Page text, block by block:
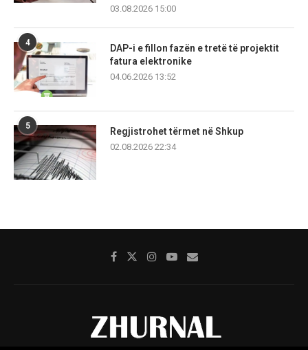
03.08.2026 15:00
4
DAP-i e fillon fazën e tretë të projektit
fatura elektronike
04.06.2026 13:52
5
Regjistrohet tërmet në Shkup
02.08.2026 22:34